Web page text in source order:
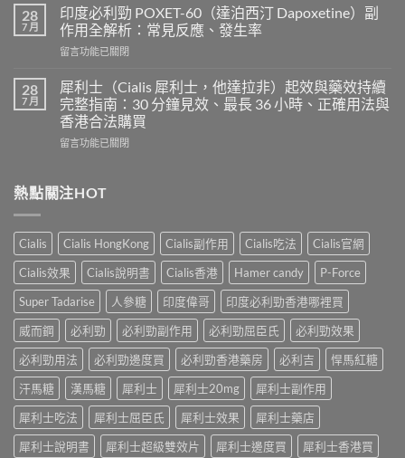
希
愛
力
混
片
雙
效
利
果
樣？
副
作
用
大
嗎？〉
威
壯
使
用
得
及
樂
威
壯
買？
從
來
不
是
性
福
終
點〉
中
28
7 月
印度必利勁 POXET-60（達泊西汀 Dapoxetine）副
作用全解析：常見反應、發生率
在
度
必
利
勁
POXET-
西
副
作
用
全
解
析：
見
反
應、
生
率〉
中
留言功能已關閉
28
7 月
犀利士（Cialis 犀利士，他達拉非）起效與藥效持續
完整指南：30 分鐘見效、最長 36 小時、正確用法與
香港合法購買
在
士
（Cialis
利
士，
他
達
拉
非）
效
與
藥
持
續
完
整
留言功能已關閉
熱點關注HOT
Cialis Cialis HongKong Cialis副作用 Cialis吃法
Cialis官網
Cialis效果
Cialis說明書 Cialis香港 Hamer candy
P-Force
Super Tadarise
人參糖 印度偉哥
印度必利勁香港哪裡買
威而鋼
必利勁 必利勁副作用 必利勁屈臣氏
必利勁效果
必利勁用法
必利勁邊度買 必利勁香港藥房 必利吉
悍馬紅糖
汗馬糖
漢馬糖 犀利士 犀利士20mg
犀利士副作用
犀利士吃法
犀利士屈臣氏 犀利士效果
犀利士藥店
犀利士說明書
犀利士超級雙效片 犀利士邊度買
犀利士香港買